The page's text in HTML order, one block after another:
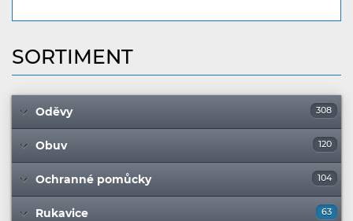
SORTIMENT
Oděvy 308
Obuv 120
Ochranné pomůcky 104
Rukavice 63